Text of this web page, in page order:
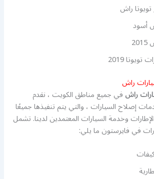
راش
أسود
تويوتا 2019
راش
راشفي جميع مناطق الكويت ، نقدم
إصلاح السيارات ، والتي يتم تنفيذها جميعًا
وخدمة السيارات المعتمدين لدينا. تشمل
في فايرستون ما يلي: